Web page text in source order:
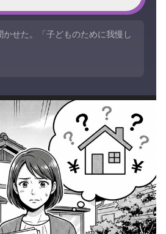
せた。「子どものために我慢し
も家が…